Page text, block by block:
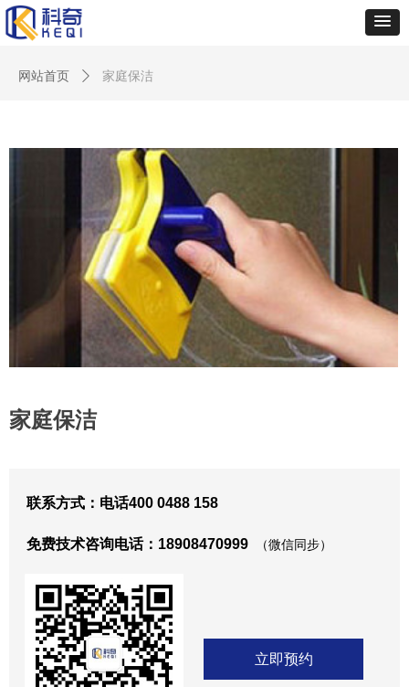
网站首页 ꄲ 家庭保洁
家庭保洁
联系方式：电话400 0488 158
免费技术咨询电话：18908470999 （微信同步）
立即预约